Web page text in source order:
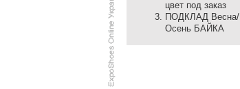
цвет под заказ
ПОДКЛАД Весна/
Осень БАЙКА